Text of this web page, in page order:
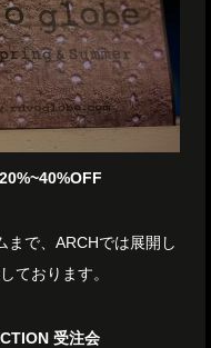
まで、ARCHでは展開し
ております。
受注会